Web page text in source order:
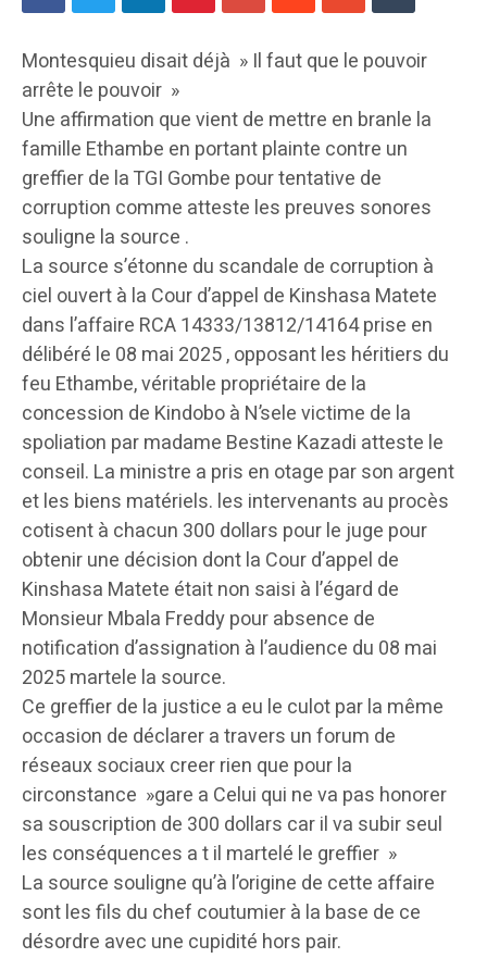
Montesquieu disait déjà » Il faut que le pouvoir
arrête le pouvoir »
Une affirmation que vient de mettre en branle la
famille Ethambe en portant plainte contre un
greffier de la TGI Gombe pour tentative de
corruption comme atteste les preuves sonores
souligne la source .
La source s’étonne du scandale de corruption à
ciel ouvert à la Cour d’appel de Kinshasa Matete
dans l’affaire RCA 14333/13812/14164 prise en
délibéré le 08 mai 2025 , opposant les héritiers du
feu Ethambe, véritable propriétaire de la
concession de Kindobo à N’sele victime de la
spoliation par madame Bestine Kazadi atteste le
conseil. La ministre a pris en otage par son argent
et les biens matériels. les intervenants au procès
cotisent à chacun 300 dollars pour le juge pour
obtenir une décision dont la Cour d’appel de
Kinshasa Matete était non saisi à l’égard de
Monsieur Mbala Freddy pour absence de
notification d’assignation à l’audience du 08 mai
2025 martele la source.
Ce greffier de la justice a eu le culot par la même
occasion de déclarer a travers un forum de
réseaux sociaux creer rien que pour la
circonstance »gare a Celui qui ne va pas honorer
sa souscription de 300 dollars car il va subir seul
les conséquences a t il martelé le greffier »
La source souligne qu’à l’origine de cette affaire
sont les fils du chef coutumier à la base de ce
désordre avec une cupidité hors pair.